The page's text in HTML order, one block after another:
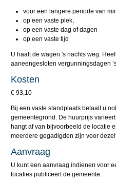
voor een langere periode van
op een vaste plek,
op een vaste dag of dagen
op een vaste tijd
U haalt de wagen 's nachts weg.
aaneengesloten vergunningsdagen
Kosten
€ 93,10
Bij een vaste standplaats betaalt u
gemeentegrond. De huurprijs
hangt af van bijvoorbeeld de locatie
meerdere gegadigden zijn voor
Aanvraag
U kunt een aanvraag indienen voor
locaties publiceert de gemeente.